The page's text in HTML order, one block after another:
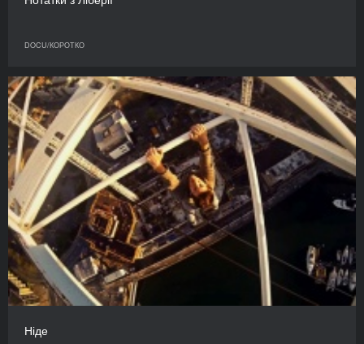
DOCU/КОРОТКО
Ніде